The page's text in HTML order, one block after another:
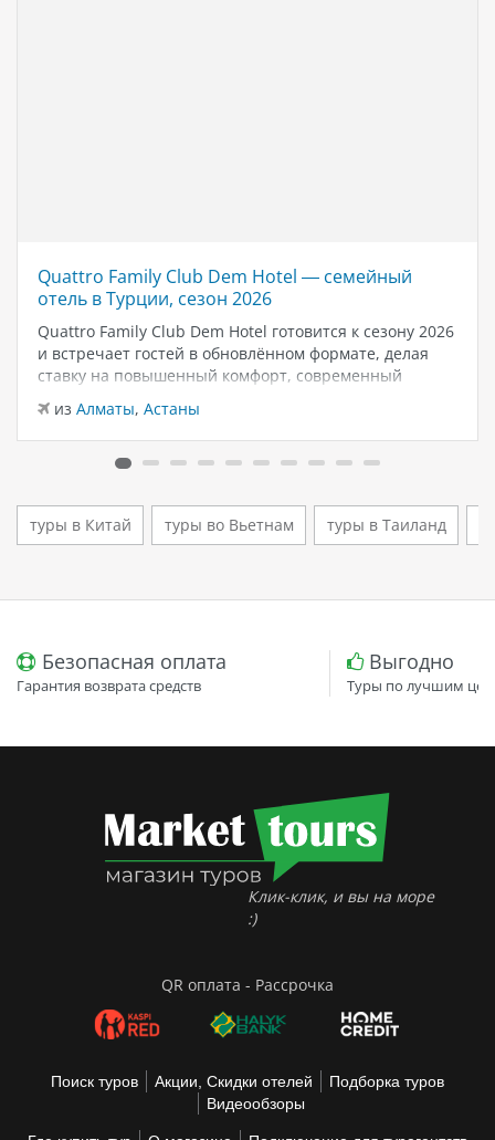
Quattro Family Club Dem Hotel — семейный
отель в Турции, сезон 2026
Quattro Family Club Dem Hotel готовится к сезону 2026
и встречает гостей в обновлённом формате, делая
ставку на повышенный комфорт, современный
дизайн и атмосферу спокойного семейного отдыха у
моря. Отель остаётся популярным выбором для тех,
кто ищет семейный отель в…
из Алматы, Астаны
туры в Китай туры во Вьетнам туры в Таиланд
Безопасная оплата
Гарантия возврата средств
Выгодно
Туры по лучшим
Клик-клик, и вы на море
:)
QR оплата - Рассрочка
Поиск туров Акции, Скидки отелей
Подборка туров
Видеообзоры